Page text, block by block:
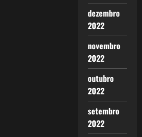
dezembro
2022
novembro
2022
outubro
2022
setembro
2022